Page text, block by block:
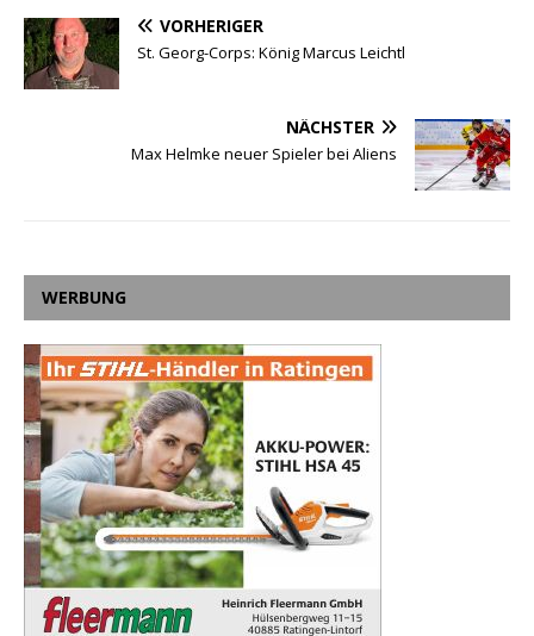
VORHERIGER
St. Georg-Corps: König Marcus Leichtl
NÄCHSTER
Max Helmke neuer Spieler bei Aliens
WERBUNG